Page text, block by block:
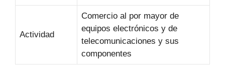
Actividad
Comercio al por mayor de
equipos electrónicos y de
telecomunicaciones y sus
componentes